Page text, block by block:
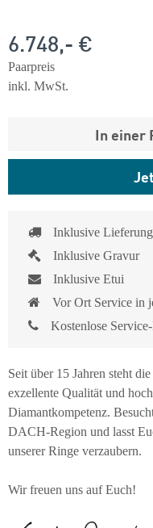
6.748,- €
Paarpreis
inkl. MwSt.
In einer
Inklusive Lieferung
Inklusive Gravur
Inklusive Etui
Vor Ort Service in
Kostenlose
Seit über 15 Jahren steht
exzellente Qualität und
Diamantkompetenz.
DACH-Region und lasst
unserer Ringe verzaubern.
Wir freuen uns auf Euch!